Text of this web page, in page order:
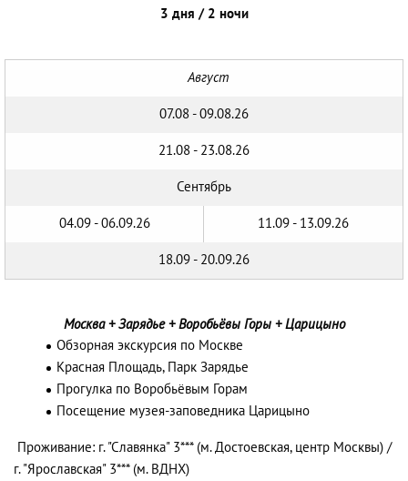
3 дня / 2 ночи
Август
07.08 - 09.08.26
21.08 - 23.08.26
Сентябрь
04.09 - 06.09.26 11.09 - 13.09.26
18.09 - 20.09.26
Москва + Зарядье + Воробьёвы Горы + Царицыно
Обзорная экскурсия по Москве
Красная Площадь, Парк Зарядье
Прогулка по Воробьёвым Горам
Посещение музея-заповедника Царицыно
Проживание: г. "Славянка" 3*** (м. Достоевская, центр Москвы) /
г. "Ярославская" 3*** (м. ВДНХ)